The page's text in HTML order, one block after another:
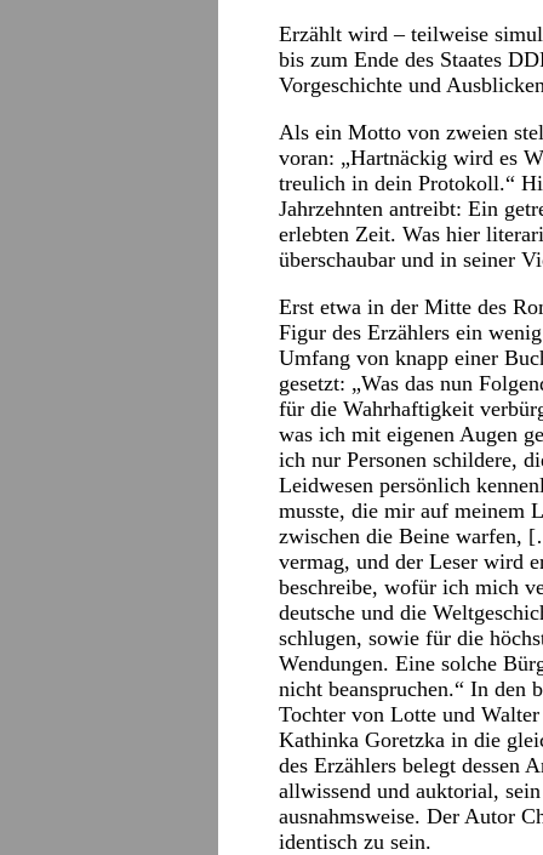
Erzählt wird – teilweise
bis zum Ende des Staates
Vorgeschichte und
Als ein Motto von zweien
voran: „Hartnäckig wird es
treulich in dein Protokoll.“
Jahrzehnten antreibt: Ein
erlebten Zeit. Was hier
überschaubar und in seiner
Erst etwa in der Mitte des
Figur des Erzählers ein
Umfang von knapp einer
gesetzt: „Was das nun
für die Wahrhaftigkeit
was ich mit eigenen Augen
ich nur Personen schildere,
Leidwesen persönlich
musste, die mir auf meinem
zwischen die Beine warfen,
vermag, und der Leser wird
beschreibe, wofür ich mich
deutsche und die
schlugen, sowie für die
Wendungen. Eine solche
nicht beanspruchen.“ In den
Tochter von Lotte und
Kathinka Goretzka in die
des Erzählers belegt dessen
allwissend und auktorial,
ausnahmsweise. Der Autor
identisch zu sein.